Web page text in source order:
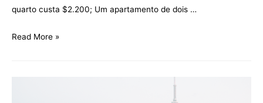
quarto custa $2.200; Um apartamento de dois …
Como
Read More »